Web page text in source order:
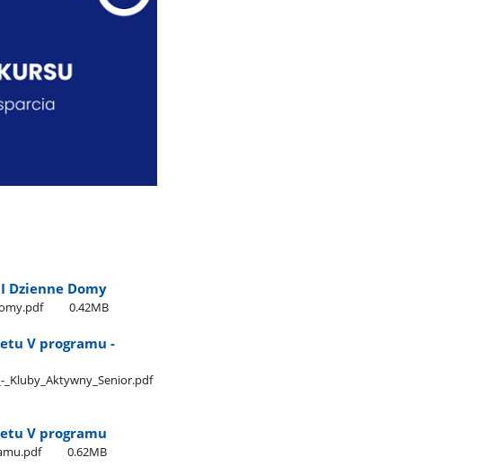
Dzienne Domy
0.42MB
V programu -
V programu
0.62MB